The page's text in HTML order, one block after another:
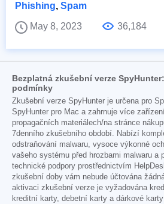
Phishing, Spam
May 8, 2023
36,184
Bezplatná zkušební verze
podmínky
Zkušební verze SpyHunter je určena pro
SpyHunter pro Mac a zahrnuje více
propagačních materiálech/na stránce
7denního zkušebního období. Nabízí
odstraňování malwaru, vysoce výkonné
vašeho systému před hrozbami malwaru a
technické podpory prostřednictvím
zkušební doby vám nebude účtována
aktivaci zkušební verze je vyžadována
kreditní karty, debetní karty a dárkové